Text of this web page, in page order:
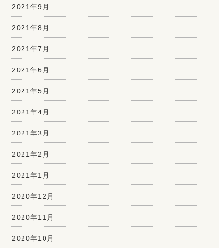
2021年9月
2021年8月
2021年7月
2021年6月
2021年5月
2021年4月
2021年3月
2021年2月
2021年1月
2020年12月
2020年11月
2020年10月